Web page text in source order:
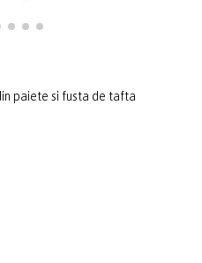
paiete si fusta de tafta